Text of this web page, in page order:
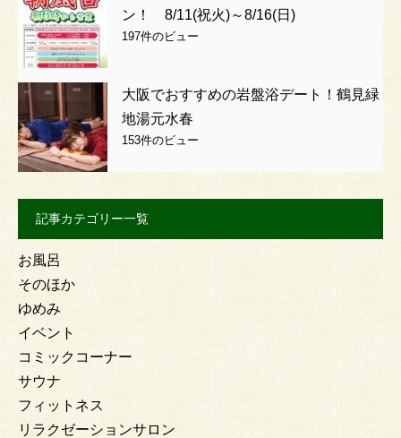
ン！ 8/11(祝火)～8/16(日)
197件のビュー
大阪でおすすめの岩盤浴デート！鶴見緑
地湯元水春
153件のビュー
記事カテゴリー一覧
お風呂
そのほか
ゆめみ
イベント
コミックコーナー
サウナ
フィットネス
リラクゼーションサロン